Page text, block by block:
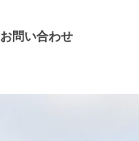
お問い合わせ